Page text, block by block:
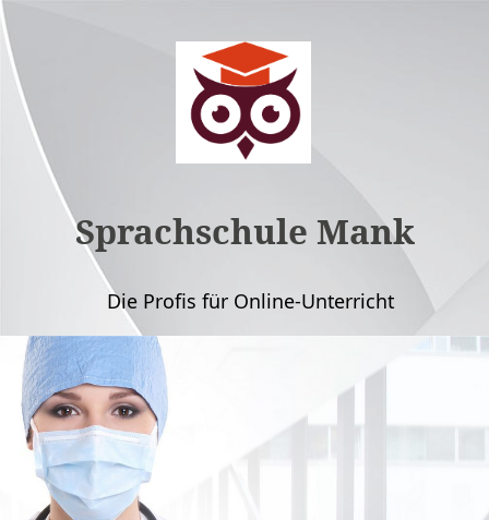
Sprachschule Mank
Die Profis für Online-Unterricht